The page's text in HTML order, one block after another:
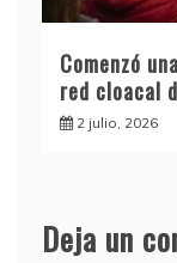
Comenzó
red cloacal
2 julio, 2026
Deja un